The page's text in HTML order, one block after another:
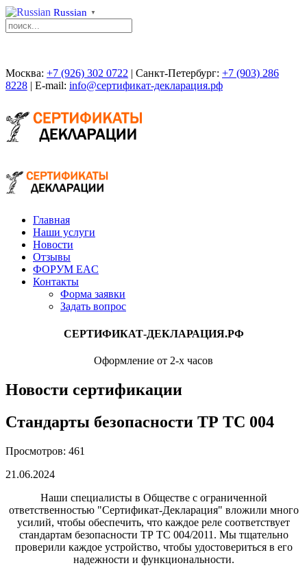
Russian ▼
Москва: +7 (926) 302 0722 | Санкт-Петербург: +7 (903) 286
8228 | E-mail: info@сертификат-декларация.рф
Главная
Наши услуги
Новости
Отзывы
ФОРУМ EAC
Контакты
Форма заявки
Задать вопрос
СЕРТИФИКАТ-ДЕКЛАРАЦИЯ.РФ
Оформление от 2-х часов
Новости сертификации
Стандарты безопасности ТР ТС 004
Просмотров: 461
21.06.2024
Наши специалисты в Обществе с ограниченной
ответственностью "Сертификат-Декларация" вложили много
усилий, чтобы обеспечить, что каждое реле соответствует
стандартам безопасности ТР ТС 004/2011. Мы тщательно
проверили каждое устройство, чтобы удостовериться в его
надежности и функциональности.